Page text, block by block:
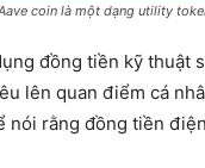
coin là một dạng utility
đồng tiền kỹ thuật
lên quan điểm cá
nói rằng đồng tiền